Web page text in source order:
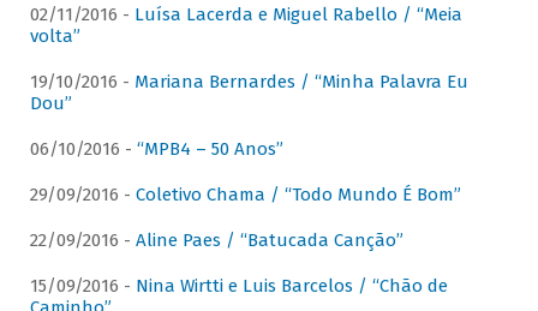
02/11/2016 - Luísa Lacerda e Miguel Rabello / “Meia
volta”
19/10/2016 - Mariana Bernardes / “Minha Palavra Eu
Dou”
06/10/2016 - “MPB4 – 50 Anos”
29/09/2016 - Coletivo Chama / “Todo Mundo É Bom”
22/09/2016 - Aline Paes / “Batucada Canção”
15/09/2016 - Nina Wirtti e Luis Barcelos / “Chão de